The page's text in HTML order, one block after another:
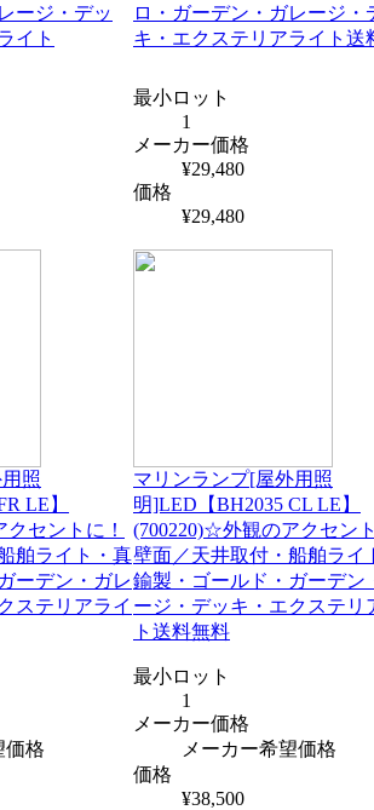
ージ・デッ
イト
ロ・ガーデン・ガレージ・
キ・エクステリアライト送
最小ロット
1
メーカー価格
¥29,480
価格
¥29,480
照
LE】
セントに！
舶ライト・真
ーデン・ガレ
ステリアライ
マリンランプ[屋外用照
明]LED【BH2035 CL LE】
(700220)☆外観のアクセン
壁面／天井取付・船舶ライ
鍮製・ゴールド・ガーデン
ージ・デッキ・エクステリ
ト送料無料
価格
最小ロット
1
メーカー価格
メーカー希望価格
価格
¥38,500